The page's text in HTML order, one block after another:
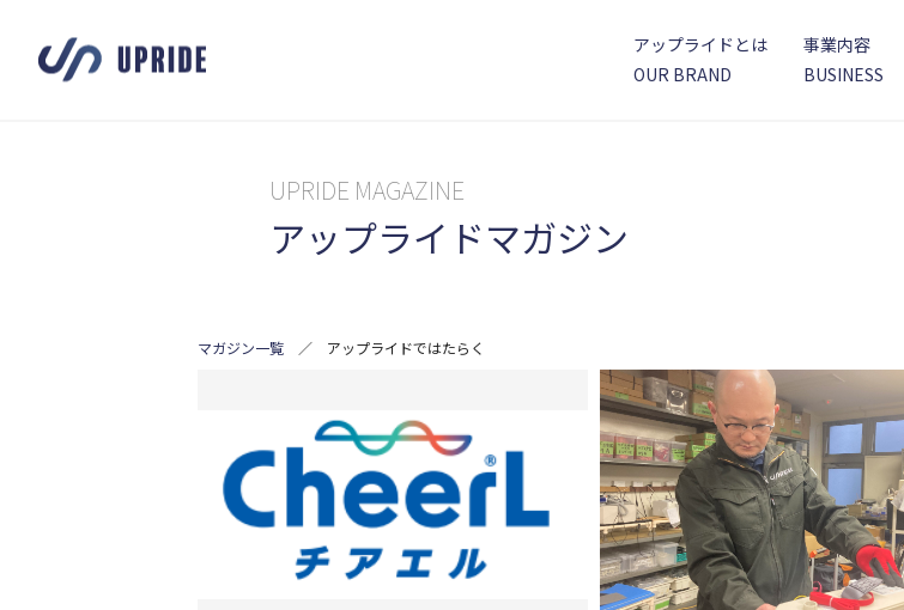
事業内容
BUSINESS
アップライドとは
OUR BRAND
UPRIDE MAGAZINE
アップライドマガジン
マガジン一覧 ／ アップライドではたらく